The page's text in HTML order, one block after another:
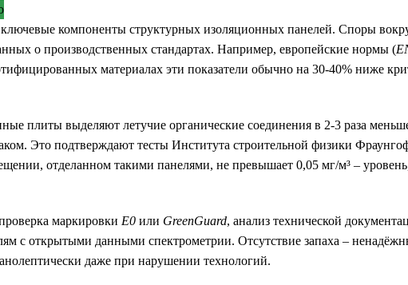
компоненты структурных изоляционных панелей. Споры
о производственных стандартах. Например, европейские нормы (
материалах эти показатели обычно на 30-40% ниже
плиты выделяют летучие органические соединения в 2-3 раза
Это подтверждают тесты Института строительной физики
отделанном такими панелями, не превышает 0,05 мг/м³ –
маркировки E0 или GreenGuard, анализ технической
с открытыми данными спектрометрии. Отсутствие запаха –
даже при нарушении технологий.